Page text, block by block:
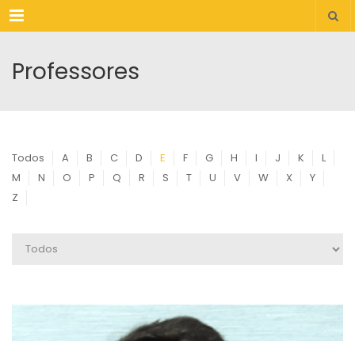
Menu
Professores
Todos A B C D E F G H I J K
L
M
N O P Q R S T U V W X
Y
Z